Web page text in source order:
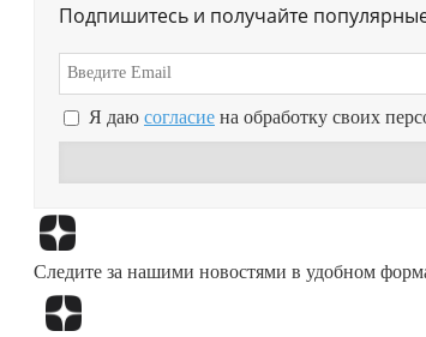
Подпишитесь и получайте
Я даю согласие на обработку своих
Следите за нашими новостями в удобном